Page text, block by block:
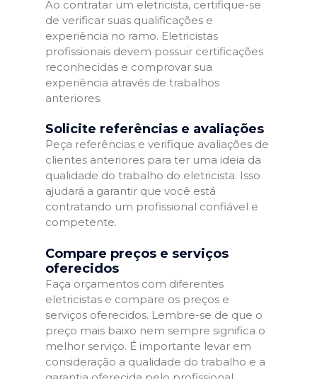
Ao contratar um eletricista, certifique-se
de verificar suas qualificações e
experiência no ramo. Eletricistas
profissionais devem possuir certificações
reconhecidas e comprovar sua
experiência através de trabalhos
anteriores.
Solicite referências e avaliações
Peça referências e verifique avaliações de
clientes anteriores para ter uma ideia da
qualidade do trabalho do eletricista. Isso
ajudará a garantir que você está
contratando um profissional confiável e
competente.
Compare preços e serviços
oferecidos
Faça orçamentos com diferentes
eletricistas e compare os preços e
serviços oferecidos. Lembre-se de que o
preço mais baixo nem sempre significa o
melhor serviço. É importante levar em
consideração a qualidade do trabalho e a